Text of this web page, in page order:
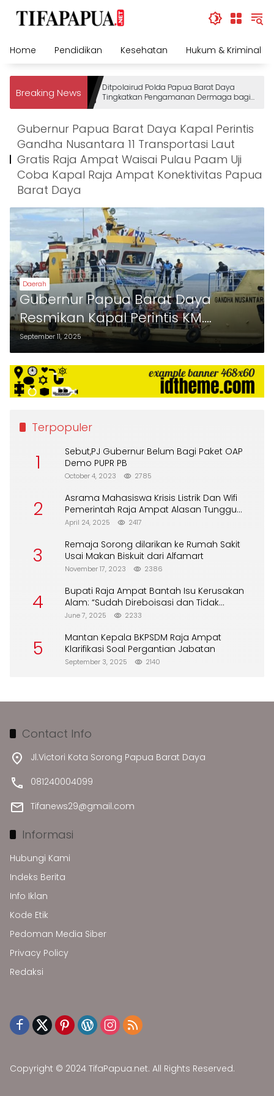
Home
Pendidikan Kesehatan Hukum & Kriminal
Breaking News
Ditpolairud Polda Papua Barat Daya
Tingkatkan Pengamanan Dermaga bagi
Wisatawan
Gubernur Papua Barat Daya Kapal Perintis
Gandha Nusantara 11 Transportasi Laut
Gratis Raja Ampat Waisai Pulau Paam Uji
Coba Kapal Raja Ampat Konektivitas Papua
Barat Daya
Daerah
Gubernur Papua Barat Daya
Resmikan Kapal Perintis KM.
Gandha Nusantara 11 di Raja
Ampat
September 11, 2025
Terpopuler
1
Sebut,PJ Gubernur Belum Bagi Paket OAP
Demo PUPR PB
October 4, 2023 2785
2
Asrama Mahasiswa Krisis Listrik Dan Wifi
Pemerintah Raja Ampat Alasan Tunggu
DPA
April 24, 2025 2417
3
Remaja Sorong dilarikan ke Rumah Sakit
Usai Makan Biskuit dari Alfamart
November 17, 2023 2386
4
Bupati Raja Ampat Bantah Isu Kerusakan
Alam: “Sudah Direboisasi dan Tidak
Merusak Lingkungan”
June 7, 2025 2233
5
Mantan Kepala BKPSDM Raja Ampat
Klarifikasi Soal Pergantian Jabatan
September 3, 2025 2140
Contact Info
Jl.Victori Kota Sorong Papua Barat Daya
081240004099
Tifanews29@gmail.com
Informasi
Hubungi Kami
Indeks Berita
Info Iklan
Kode Etik
Pedoman Media Siber
Privacy Policy
Redaksi
Copyright © 2024 TifaPapua.net. All Rights Reserved.